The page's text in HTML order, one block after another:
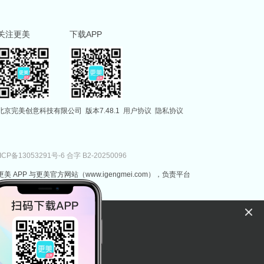
注更美 下载APP
京完美创意科技有限公司 版本7.48.1 用户协议 隐私协议
备13053291号-6 合字 B2-20250096
APP 与更美官方网站（www.igengmei.com），负责平台